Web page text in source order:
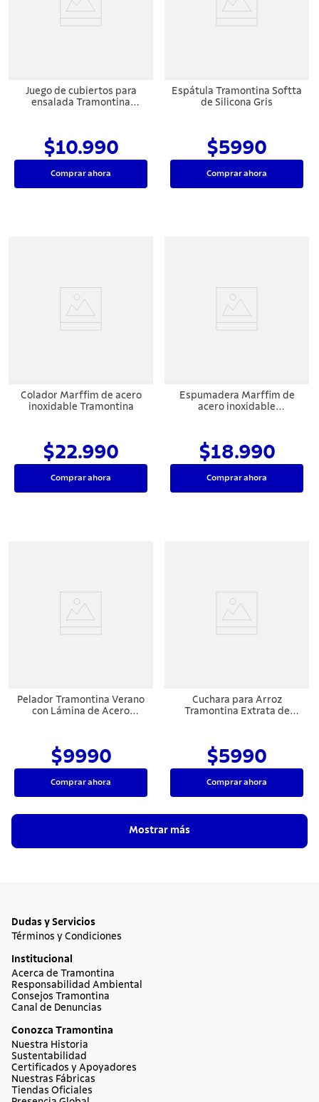
Juego de cubiertos para
ensalada Tramontina
$10.990
Comprar ahora
Espátula Tramontina Softta
de Silicona Gris
$5990
Comprar ahora
Colador Marffim de acero
inoxidable Tramontina
$22.990
Comprar ahora
Espumadera Marffim de
acero inoxidable
$18.990
Comprar ahora
Pelador Tramontina Verano
con Lámina de Acero
Juliana Rojo
$9990
Comprar ahora
Cuchara para Arroz
Tramontina Extrata de
$5990
Comprar ahora
Mostrar más
Dudas y Servicios
Términos y Condiciones
Institucional
Acerca de Tramontina
Responsabilidad Ambiental
Consejos Tramontina
Canal de Denuncias
Conozca Tramontina
Nuestra Historia
Sustentabilidad
Certificados y Apoyadores
Nuestras Fábricas
Tiendas Oficiales